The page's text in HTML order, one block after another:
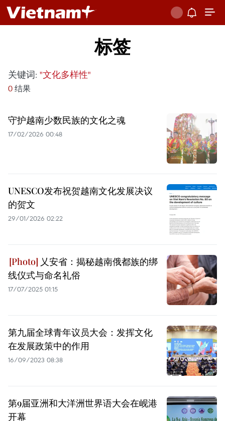
标签
关键词: "文化多样性"
0 结果
守护越南少数民族的文化之魂
17/02/2026 00:48
UNESCO发布祝贺越南文化发展决议
的贺文
29/01/2026 02:22
乂安省：揭秘越南俄都族的绑
线仪式与命名礼俗
17/07/2025 01:15
第九届全球青年议员大会：发挥文化
在发展政策中的作用
16/09/2023 08:38
第9届亚洲和大洋洲世界语大会在岘港
开幕